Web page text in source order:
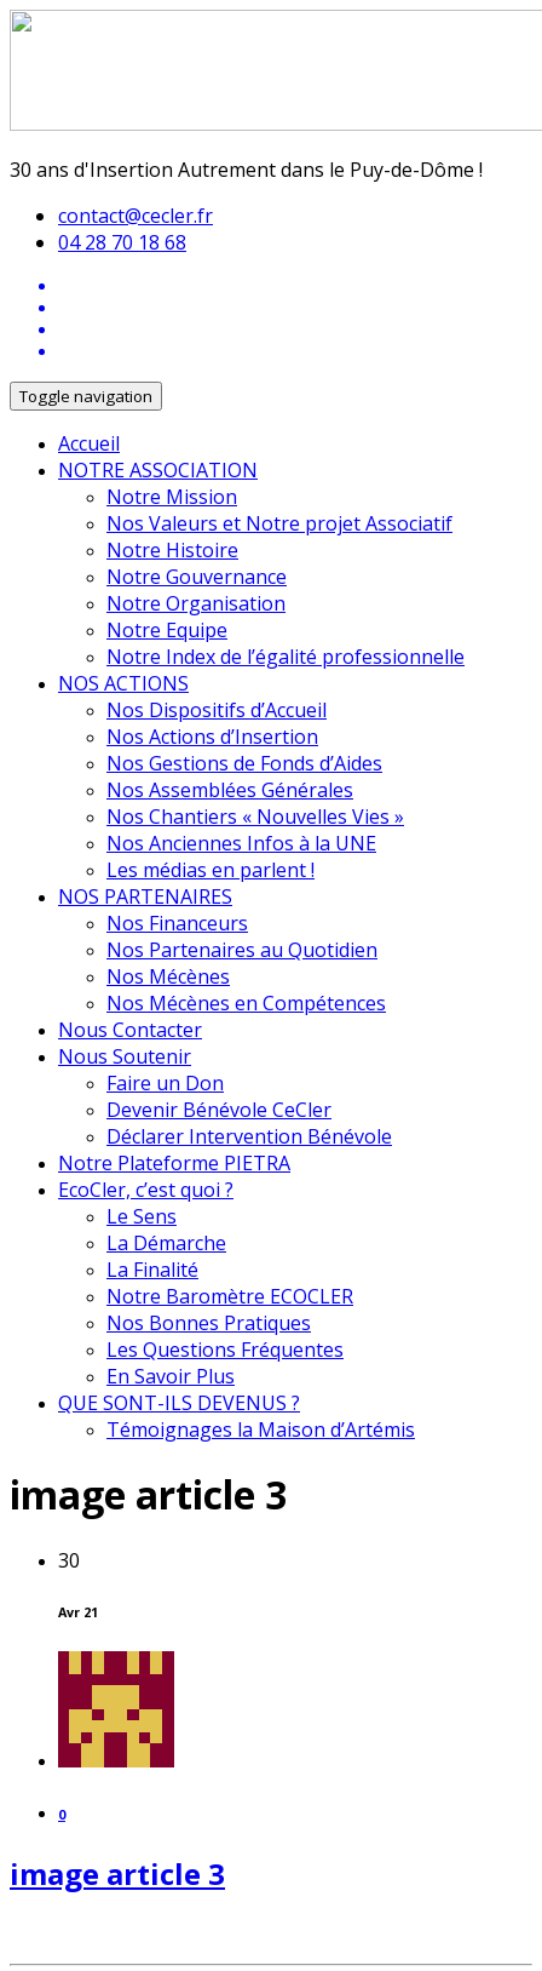
30 ans d'Insertion Autrement dans le Puy-de-Dôme !
contact@cecler.fr
04 28 70 18 68
Toggle navigation
Accueil
NOTRE ASSOCIATION
Notre Mission
Nos Valeurs et Notre projet Associatif
Notre Histoire
Notre Gouvernance
Notre Organisation
Notre Equipe
Notre Index de l’égalité professionnelle
NOS ACTIONS
Nos Dispositifs d’Accueil
Nos Actions d’Insertion
Nos Gestions de Fonds d’Aides
Nos Assemblées Générales
Nos Chantiers « Nouvelles Vies »
Nos Anciennes Infos à la UNE
Les médias en parlent !
NOS PARTENAIRES
Nos Financeurs
Nos Partenaires au Quotidien
Nos Mécènes
Nos Mécènes en Compétences
Nous Contacter
Nous Soutenir
Faire un Don
Devenir Bénévole CeCler
Déclarer Intervention Bénévole
Notre Plateforme PIETRA
EcoCler, c’est quoi ?
Le Sens
La Démarche
La Finalité
Notre Baromètre ECOCLER
Nos Bonnes Pratiques
Les Questions Fréquentes
En Savoir Plus
QUE SONT-ILS DEVENUS ?
Témoignages la Maison d’Artémis
image article 3
30
Avr 21
0
image article 3